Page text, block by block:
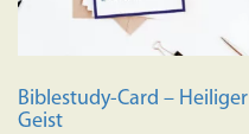
Biblestudy-Card – Heiliger
Geist